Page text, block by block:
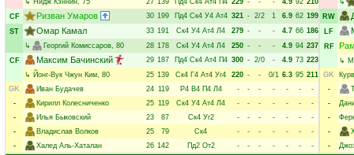
↳ Нидж Кэннин, 75 27 139 Пд4 Ск4 Ат4 П4 229 - - - 4.9 92 210
CF
Ризван Умаров 30 199 Пд4 Ск4 У4 Ат4 321 - 2/2 1 6.9 62 199
ST
Омар Камал 33 191 Ск4 У4 Ат4 Л4 279 - - - 4.7 66 186
↳
Георгий Комиссаров, 80 28 178 Ск4 У4 Ат4 Л4 250 - - - 4.9 94 237
CF
Максим Бачинский 29 187 Пд4 Ск4 Ат4 П4 300 - 2/0 - 4.9 73 223
↳ Йонг-Вук Чжун Ким, 80 25 139 Ск4 Г4 Ат4 Уг4 220 - - 0/1 6.3 95 211
GK
Иван Будачев 24 119 Р4 В4 П4 Л4 - - - - - -
-
-
Кирилл Колесниченко 25 119 Ск4 У4 Ат4 Л4 - - - - - -
-
-
Илья Быковский 23 87 Ск4 Уг2 - - - - - -
-
-
Владислав Волков 25 79 Ск4 - - - - - -
-
-
Халед Аль-Хаталан 26 142 Пд2 От2 - - - - - - -
↳
RW
LF
RF
↳
GK
-
-
-
-
-